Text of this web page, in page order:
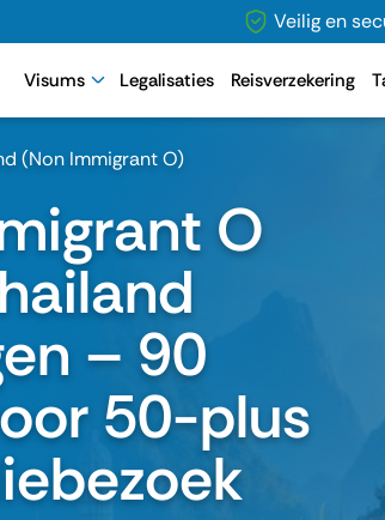
Veilig en
Visums Legalisaties Reisverzekering
(Non Immigrant O)
O
– 90
50-plus